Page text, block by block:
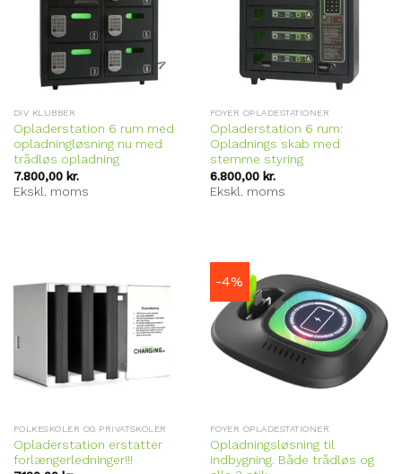
DIV KLUBBER
Opladerstation 6 rum med
opladningløsning nu med
trådløs opladning
7.800,00 kr.
Ekskl. moms
FOYER OPLADESTATIONER
Opladerstation 6 rum:
Opladnings skab med
stemme styring
6.800,00 kr.
Ekskl. moms
FOLKESKOLER OG PRIVATSKOLER
Opladerstation erstatter
forlængerledninger!!!
-4%
FOYER OPLADESTATIONER
Opladningsløsning til
indbygning. Både trådløs og